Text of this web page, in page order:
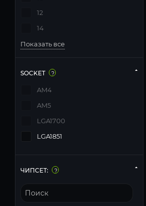
12
14
Показать все
SOCKET ?
AM4
AM5
LGA1700
LGA1851
ЧИПСЕТ: ?